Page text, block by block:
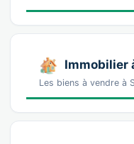
Immobilier
Les biens à vendre à